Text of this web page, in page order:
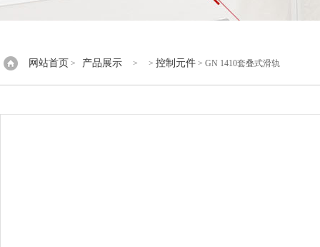
网站首页 > 产品展示 > > 控制元件 > GN 1410套叠式滑轨